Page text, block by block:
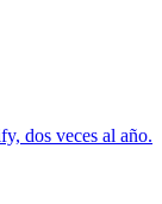
dos veces al año.